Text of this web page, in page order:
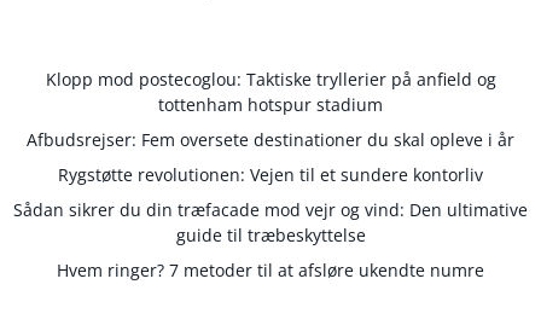
Klopp mod postecoglou: Taktiske tryllerier på anfield og
tottenham hotspur stadium
Afbudsrejser: Fem oversete destinationer du skal opleve i år
Rygstøtte revolutionen: Vejen til et sundere kontorliv
Sådan sikrer du din træfacade mod vejr og vind: Den ultimative
guide til træbeskyttelse
Hvem ringer? 7 metoder til at afsløre ukendte numre